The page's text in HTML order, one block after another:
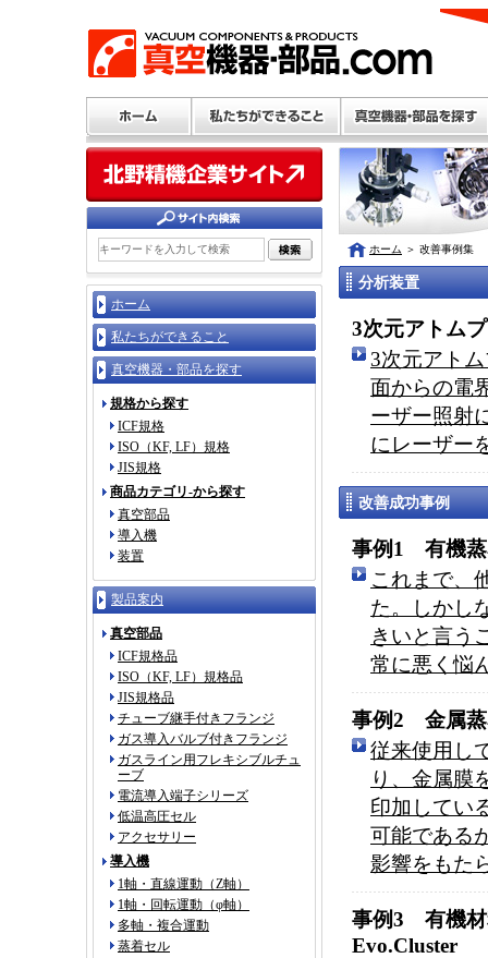
ホーム
私たちができること
真空機器・部品を探す
規格から探す
ICF規格
ISO（KF, LF）規格
JIS規格
商品カテゴリ-から探す
真空部品
導入機
装置
製品案内
真空部品
ICF規格品
ISO（KF, LF）規格品
JIS規格品
チューブ継手付きフランジ
ガス導入バルブ付きフランジ
ガスライン用フレキシブルチュ
ーブ
電流導入端子シリーズ
低温高圧セル
アクセサリー
導入機
1軸・直線運動（Z軸）
1軸・回転運動（φ軸）
多軸・複合運動
蒸着セル
ホーム ＞ 改善事例集
分析装置
3次元アトム
3次元アト
面からの電
ーザー照射
にレーザー
改善成功事例
事例1 有機
これまで、
た。しかし
きいと言う
常に悪く悩
事例2 金属
従来使用し
り、金属膜
印加してい
可能である
影響をもた
事例3 有機
Evo.Cluster